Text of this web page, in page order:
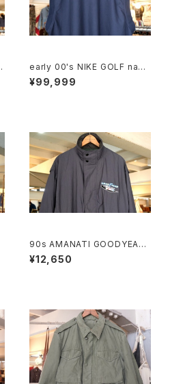
early 00's NIKE GOLF navy
v-neck Vest "SAS Institut
e"
¥99,999
90s AMANATI GOODYEAR
and NASCAR official racin
g nylon Jacket
¥12,650